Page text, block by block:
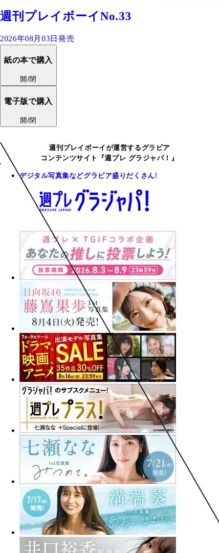
週刊プレイボーイNo.33
2026年08月03日発売
紙の本で購入
開/閉
電子版で購入
開/閉
週刊プレイボーイが運営するグラビア
コンテンツサイト『週プレ グラジャパ！』
デジタル写真集などグラビア盛りだくさん!